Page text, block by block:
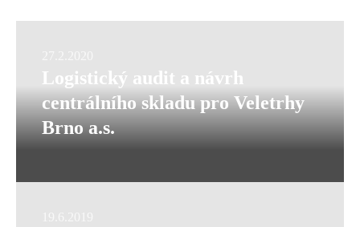
Logistický audit a návrh
centrálního skladu pro Veletrhy
Brno a.s.